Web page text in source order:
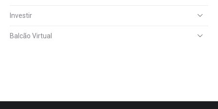
Investir
Balcão Virtual